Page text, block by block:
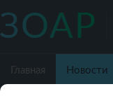
Главная Новости